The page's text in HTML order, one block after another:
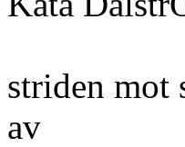
striden mot
av